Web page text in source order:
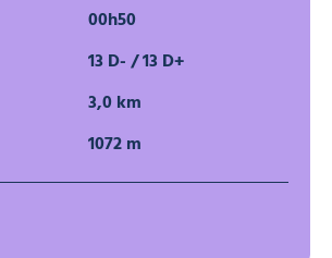
00h50
13 D- / 13 D+
3,0 km
1072 m